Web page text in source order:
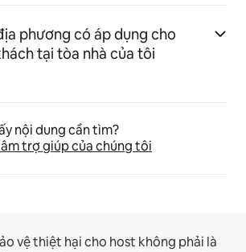
phương có áp dụng cho
tại tòa nhà của tôi
nội dung cần tìm?
trợ giúp của chúng tôi
vệ thiệt hại cho host không phải là